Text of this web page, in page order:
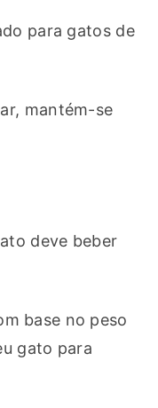
para gatos de
mantém-se
deve beber
base no peso
gato para